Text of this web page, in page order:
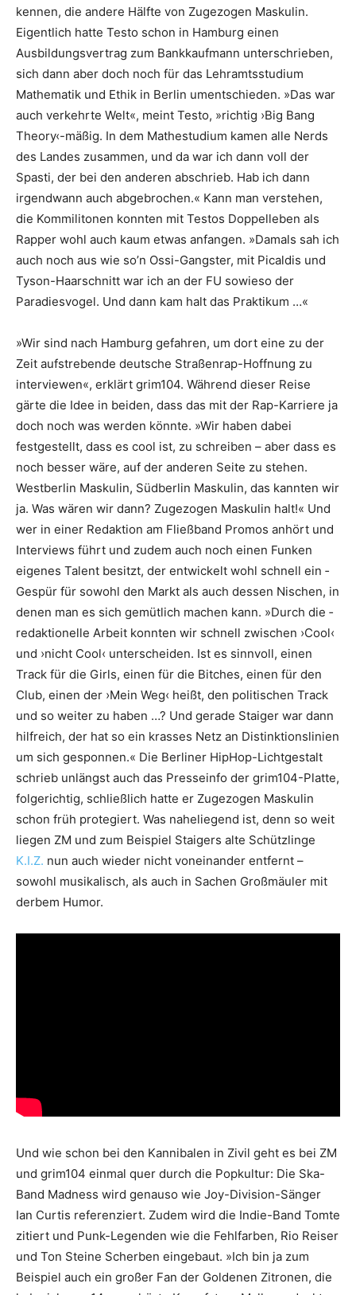
kennen, die andere Hälfte von Zugezogen Maskulin.
Eigentlich hatte Testo schon in Hamburg einen
Ausbildungsvertrag zum Bankkaufmann unterschrieben,
sich dann aber doch noch für das Lehramtsstudium
Mathematik und Ethik in Berlin umentschieden. »Das war
auch verkehrte Welt«, meint Testo, »richtig ›Big Bang
Theory‹-mäßig. In dem Mathestudium kamen alle Nerds
des Landes zusammen, und da war ich dann voll der
Spasti, der bei den anderen abschrieb. Hab ich dann
irgendwann auch abgebrochen.« Kann man verstehen,
die Kommilitonen konnten mit Testos Doppelleben als
Rapper wohl auch kaum etwas anfangen. »Damals sah ich
auch noch aus wie so’n Ossi-­Gangster, mit Picaldis und
Tyson-Haarschnitt war ich an der FU sowieso der
Paradiesvogel. Und dann kam halt das Praktikum …«
»Wir sind nach Hamburg gefahren, um dort eine zu der
Zeit aufstrebende deutsche Straßenrap-Hoffnung zu
interviewen«, erklärt grim104. Während dieser Reise
gärte die Idee in beiden, dass das mit der Rap-Karriere ja
doch noch was werden könnte. »Wir haben dabei
festgestellt, dass es cool ist, zu schreiben – aber dass es
noch ­besser wäre, auf der anderen Seite zu stehen.
Westberlin Maskulin, Südberlin Maskulin, das kannten wir
ja. Was wären wir dann? Zugezogen Maskulin halt!« Und
wer in einer Redaktion am Fließband Promos anhört und
Interviews führt und zudem auch noch einen Funken
eigenes Talent besitzt, der entwickelt wohl schnell ein ­
Gespür für sowohl den Markt als auch ­dessen Nischen, in
denen man es sich gemütlich machen kann. »Durch die ­
redaktionelle Arbeit ­konnten wir schnell zwischen ›Cool‹
und ›nicht Cool‹ unterscheiden. Ist es sinnvoll, einen
Track für die Girls, einen für die Bitches, einen für den
Club, einen der ›Mein Weg‹ heißt, den ­politischen Track
und so weiter zu haben …? Und gerade Staiger war dann
hilfreich, der hat so ein krasses Netz an Distinktions­linien
um sich gesponnen.« Die Berliner HipHop-Lichtgestalt
schrieb unlängst auch das Presseinfo der grim104-Platte,
folgerichtig, schließlich hatte er ­Zugezogen Maskulin
schon früh protegiert. Was naheliegend ist, denn so weit
liegen ZM und zum Beispiel Staigers alte Schützlinge
K.I.Z. nun auch wieder nicht voneinander entfernt –
sowohl musikalisch, als auch in Sachen Großmäuler mit
derbem Humor.
Und wie schon bei den Kannibalen in Zivil geht es bei ZM
und grim104 einmal quer durch die Popkultur: Die Ska-
Band Madness wird genauso wie Joy-Division-Sänger
Ian Curtis referenziert. Zudem wird die Indie-Band Tomte
zitiert und Punk-Legenden wie die Fehlfarben, Rio Reiser
und Ton Steine Scherben eingebaut. »Ich bin ja zum
Beispiel auch ein großer Fan der Goldenen Zitronen, die